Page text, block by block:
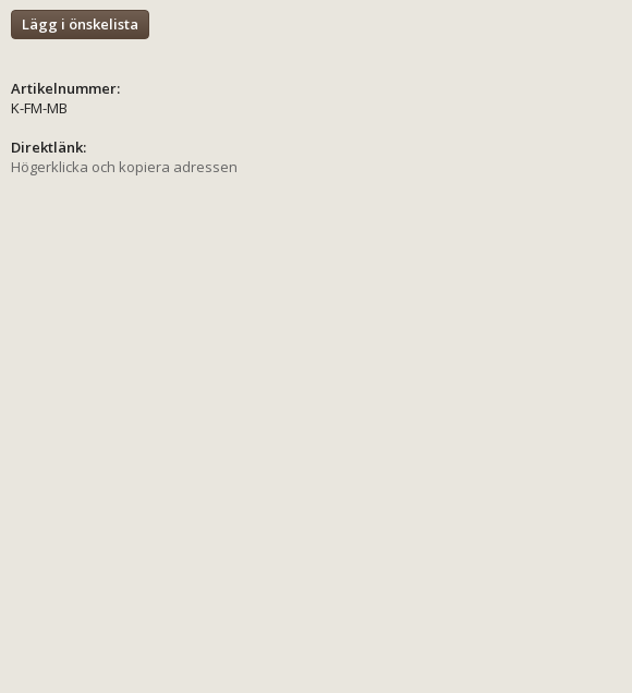
Lägg i önskelista
Artikelnummer:
K-FM-MB
Direktlänk:
Högerklicka och kopiera adressen